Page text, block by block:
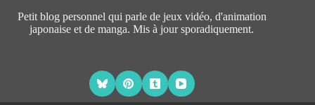
Petit blog personnel qui parle de jeux vidéo, d'animation
japonaise et de manga. Mis à jour sporadiquement.